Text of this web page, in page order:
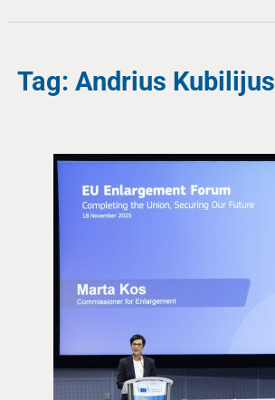
Tag: Andrius Kubilijus